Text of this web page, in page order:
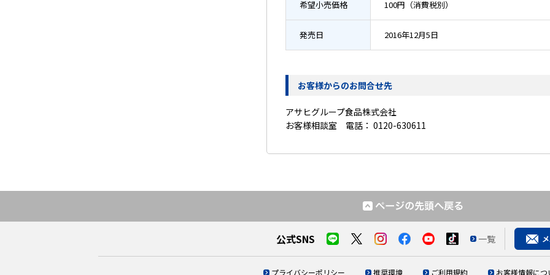
希望小売価格 100円（消費税別）
発売日 2016年12月5日
お客様からのお問合せ先
アサヒグループ食品株式会社
お客様相談室 電話： 0120-630611
公式SNS 一覧
プライバシーポリシー 推奨環境 ご利用規約 お客様情報につ